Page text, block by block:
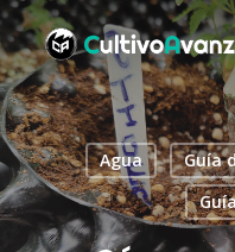
Saltar
a
contenido
principal
Agua
Guía